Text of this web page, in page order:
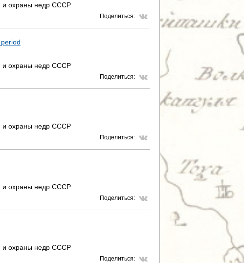
и охраны недр СССР
Поделиться:
и охраны недр СССР
Поделиться:
и охраны недр СССР
Поделиться:
и охраны недр СССР
Поделиться:
и охраны недр СССР
Поделиться: